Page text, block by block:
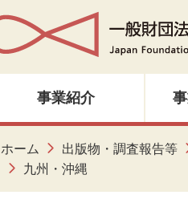
事業紹介
人材育成・研修
ホーム 出版物・調査報告等
九州・沖縄